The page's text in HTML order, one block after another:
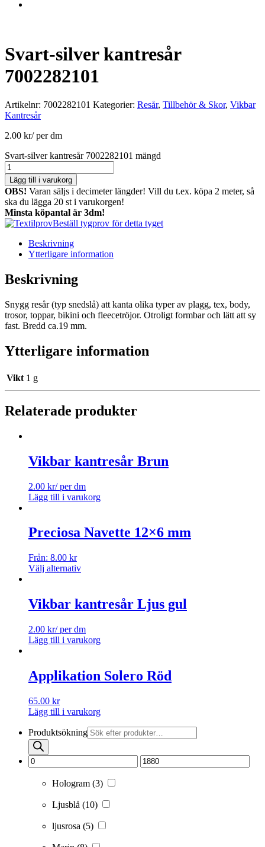
Svart-silver kantresår
7002282101
Artikelnr: 7002282101 Kategorier: Resår, Tillbehör & Skor, Vikbar
Kantresår
2.00 kr/ per dm
Svart-silver kantresår 7002282101 mängd
Lägg till i varukorg
OBS! Varan säljs i decimeter längder! Vill du t.ex. köpa 2 meter, så
ska du lägga 20 st i varukorgen!
Minsta köpantal är 3dm!
Beställ tygprov för detta tyget
Beskrivning
Ytterligare information
Beskrivning
Snygg resår (typ snedslå) att kanta olika typer av plagg, tex, body,
trosor, toppar, bikini och fleecetröjor. Otroligt formbar och lätt att sy
fast. Bredd ca.19 mm.
Ytterligare information
Vikt 1 g
Relaterade produkter
Vikbar kantresår Brun
2.00 kr/ per dm
Lägg till i varukorg
Preciosa Navette 12×6 mm
Från: 8.00 kr
Välj alternativ
Vikbar kantresår Ljus gul
2.00 kr/ per dm
Lägg till i varukorg
Applikation Solero Röd
65.00 kr
Lägg till i varukorg
Produktsökning
Hologram (3)
Ljusblå (10)
ljusrosa (5)